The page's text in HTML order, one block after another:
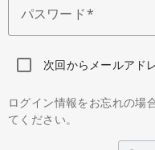
パスワード
次回からメールアド
ログイン情報をお忘れの場
てください。